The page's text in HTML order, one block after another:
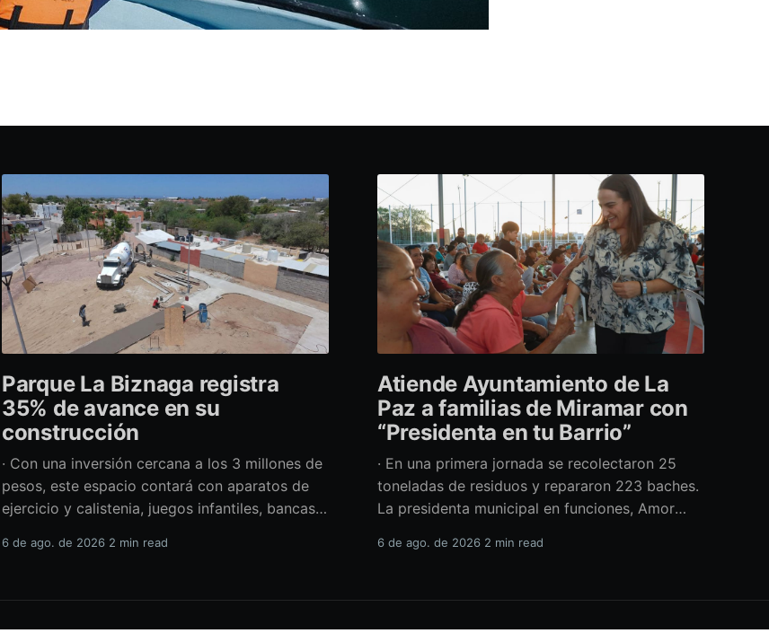
Parque La Biznaga registra
35% de avance en su
construcción
· Con una inversión cercana a los 3 millones de
pesos, este espacio contará con aparatos de
ejercicio y calistenia, juegos infantiles, bancas,
alcaldesa de La Paz en funciones, Amor Fenech
construcción del parque La Biznaga ubicado
6 de ago. de 2026 2 min read
Atiende Ayuntamiento de La
Paz a familias de Miramar con
“Presidenta en tu Barrio”
· En una primera jornada se recolectaron 25
toneladas de residuos y repararon 223 baches.
La presidenta municipal en funciones, Amor
programa “Presidenta en tu Barrio” en la
Paz brindó más de 600 servicios sociales y
6 de ago. de 2026 2 min read